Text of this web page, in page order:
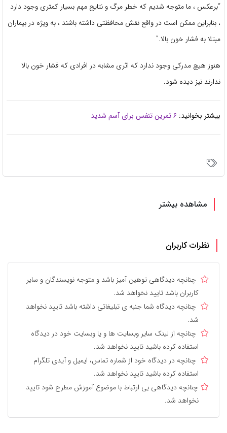
“برعکس ، ما متوجه شدیم که خطر مرگ و نتایج مهم بسیار کمتری وجود دارد
، بنابراین ممکن است در واقع نقش محافظتی داشته باشند ، به ویژه در بیماران
مبتلا به فشار خون بالا.”
هنوز هیچ مدرکی وجود ندارد که اثری مشابه در افرادی که فشار خون بالا
ندارند نیز دیده شود.
بیشتر بخوانید: ۶ تمرین تنفس برای آسم شدید
مشاهده بیشتر
نظرات کاربران
چنانچه دیدگاهی توهین آمیز باشد و متوجه نویسندگان و سایر
کاربران باشد تایید نخواهد شد.
چنانچه دیدگاه شما جنبه ی تبلیغاتی داشته باشد تایید نخواهد
شد.
چنانچه از لینک سایر وبسایت ها و یا وبسایت خود در دیدگاه
استفاده کرده باشید تایید نخواهد شد.
چنانچه در دیدگاه خود از شماره تماس، ایمیل و آیدی تلگرام
استفاده کرده باشید تایید نخواهد شد.
چنانچه دیدگاهی بی ارتباط با موضوع آموزش مطرح شود تایید
نخواهد شد.